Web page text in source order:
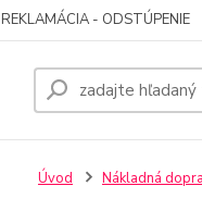
REKLAMÁCIA - ODSTÚPENIE
Úvod Nákladná